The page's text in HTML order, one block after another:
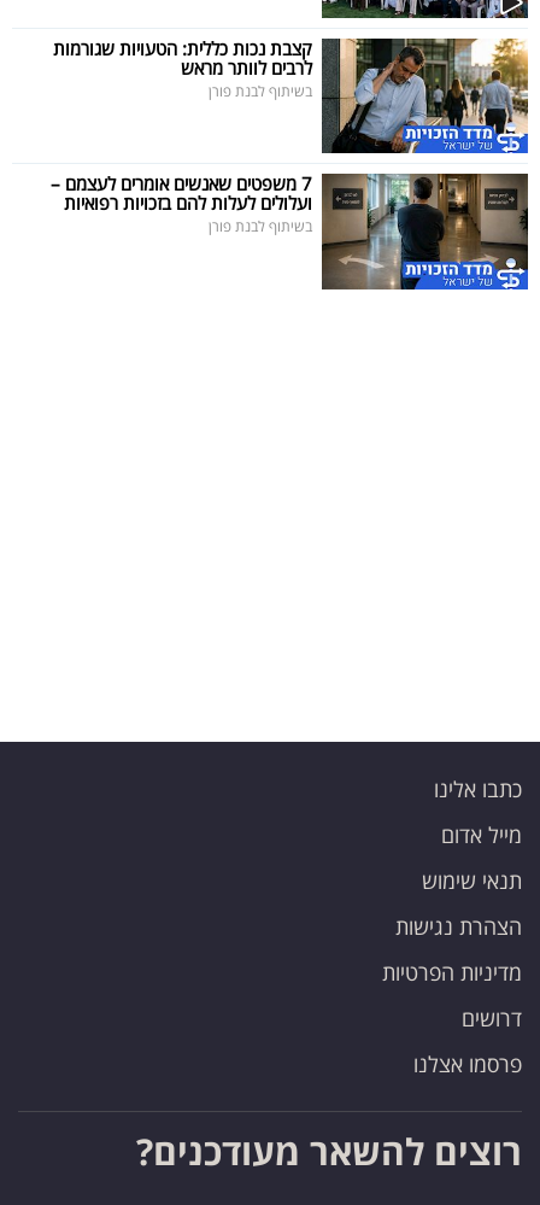
פודקאסט
40
UNDER
40
שיתופי
פעולה
עקבו
קצבת נכות כללית: הטעויות שגורמות
לרבים לוותר מראש
בשיתוף לבנת פורן
7 משפטים שאנשים אומרים לעצמם –
ועלולים לעלות להם בזכויות רפואיות
בשיתוף לבנת פורן
כתבו אלינו
מייל אדום
תנאי שימוש
הצהרת נגישות
מדיניות הפרטיות
דרושים
פרסמו אצלנו
רוצים להשאר מעודכנים?